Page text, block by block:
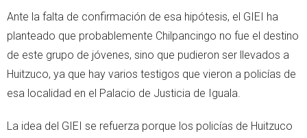
Ante la falta de confirmación de esa hipótesis, el GIEI ha
planteado que probablemente Chilpancingo no fue el destino
de este grupo de jóvenes, sino que pudieron ser llevados a
Huitzuco, ya que hay varios testigos que vieron a policías de
esa localidad en el Palacio de Justicia de Iguala.
La idea del GIEI se refuerza porque los policías de Huitzuco